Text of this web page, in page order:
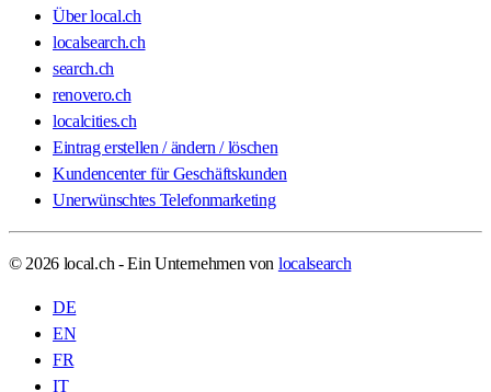
Über local.ch
localsearch.ch
search.ch
renovero.ch
localcities.ch
Eintrag erstellen / ändern / löschen
Kundencenter für Geschäftskunden
Unerwünschtes Telefonmarketing
© 2026 local.ch - Ein Unternehmen von localsearch
DE
EN
FR
IT